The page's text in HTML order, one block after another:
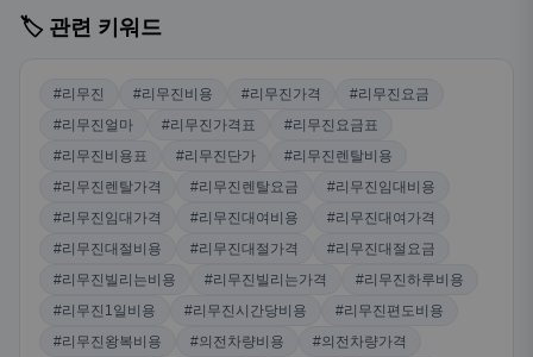
🏷️ 관련 키워드
#리무진 #리무진비용 #리무진가격
#리무진요금
#리무진얼마
#리무진가격표
#리무진요금표
#리무진비용표
#리무진단가
#리무진렌탈비용
#리무진렌탈가격
#리무진렌탈요금
#리무진임대비용
#리무진임대가격
#리무진대여비용
#리무진대여가격
#리무진대절비용
#리무진대절가격
#리무진대절요금
#리무진빌리는비용
#리무진빌리는가격
#리무진하루비용
#리무진1일비용
#리무진시간당비용
#리무진편도비용
#리무진왕복비용
#의전차량비용
#의전차량가격